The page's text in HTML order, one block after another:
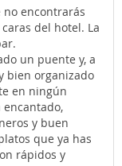
encontrarás
del hotel. La
un puente y, a
bien organizado
en ningún
y buen
que ya has
rápidos y